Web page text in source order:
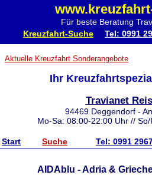
Für beste Beratung
Kreuzfahrt-Suche Tel: 0991
Aktuelle Kreuzfahrt Sonderangebote
Ihr
Travianet
94469 Deggendorf -
Mo-Sa: 08:00-22:00 Uhr //
Start Suche Tel: 0991
AIDAblu - Adria &